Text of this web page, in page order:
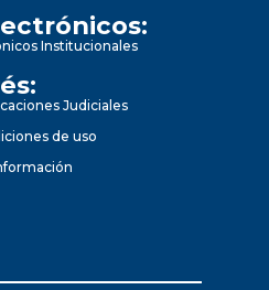
Institucionales
Judiciales
de uso